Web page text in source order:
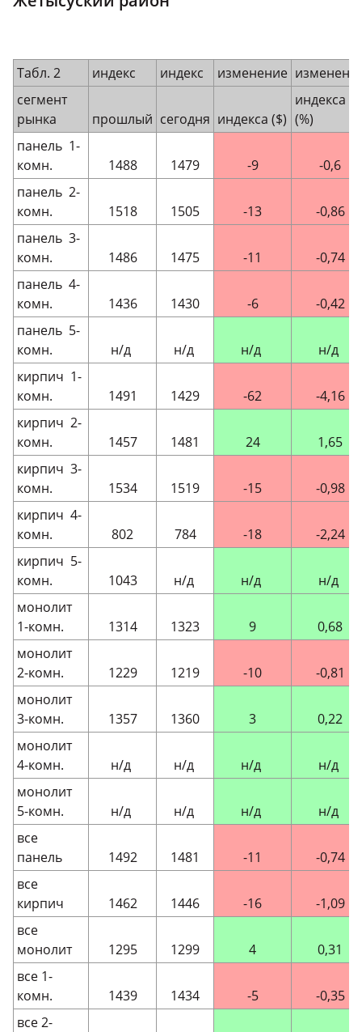
Табл. 2 индекс индекс изменение
сегмент
рынка
прошлый сегодня индекса ($)
индекса
(%)
панель 1-
комн.
1488 1479 -9
-0,6
панель 2-
комн.
1518 1505 -13
-0,86
панель 3-
комн.
1486 1475 -11
-0,74
панель 4-
комн.
1436 1430 -6
-0,42
панель 5-
комн.
н/д н/д н/д
н/д
кирпич 1-
комн.
1491 1429 -62
-4,16
кирпич 2-
комн.
1457 1481 24
1,65
кирпич 3-
комн.
1534 1519 -15
-0,98
кирпич 4-
комн.
802 784 -18
-2,24
кирпич 5-
комн.
1043 н/д н/д
н/д
монолит
1-комн.
1314 1323 9
0,68
монолит
2-комн.
1229 1219 -10
-0,81
монолит
3-комн.
1357 1360 3
0,22
монолит
4-комн.
н/д н/д н/д
н/д
монолит
5-комн.
н/д н/д н/д
н/д
все
панель
1492 1481 -11
-0,74
все
кирпич
1462 1446 -16
-1,09
все
монолит
1295 1299 4
0,31
все 1-
комн.
1439 1434 -5
-0,35
все 2-